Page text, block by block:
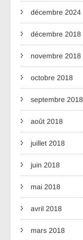
décembre 2024
décembre 2018
novembre 2018
octobre 2018
septembre 2018
août 2018
juillet 2018
juin 2018
mai 2018
avril 2018
mars 2018